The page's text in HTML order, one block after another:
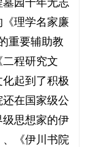
墓园千年无志
《理学名家廉
重要辅助教
程研究文
起到了积极
在国家级公
思想家的伊
《伊川书院